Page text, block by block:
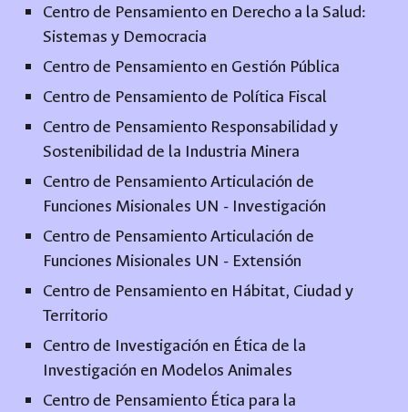
Centro de Pensamiento en Derecho a la Salud:
Sistemas y Democracia
Centro de Pensamiento en Gestión Pública
Centro de Pensamiento de Política Fiscal
Centro de Pensamiento Responsabilidad y
Sostenibilidad de la Industria Minera
Centro de Pensamiento Articulación de
Funciones Misionales UN - Investigación
Centro de Pensamiento Articulación de
Funciones Misionales UN - Extensión
Centro de Pensamiento en Hábitat, Ciudad y
Territorio
Centro de Investigación en Ética de la
Investigación en Modelos Animales
Centro de Pensamiento Ética para la